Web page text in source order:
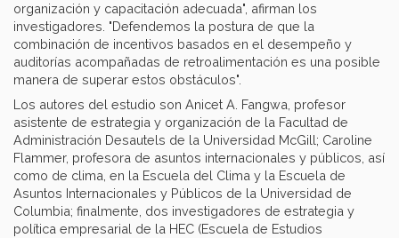
organización y capacitación adecuada", afirman los
investigadores. "Defendemos la postura de que la
combinación de incentivos basados en el desempeño y
auditorías acompañadas de retroalimentación es una posible
manera de superar estos obstáculos".
Los autores del estudio son Anicet A. Fangwa, profesor
asistente de estrategia y organización de la Facultad de
Administración Desautels de la Universidad McGill; Caroline
Flammer, profesora de asuntos internacionales y públicos, así
como de clima, en la Escuela del Clima y la Escuela de
Asuntos Internacionales y Públicos de la Universidad de
Columbia; finalmente, dos investigadores de estrategia y
política empresarial de la HEC (Escuela de Estudios